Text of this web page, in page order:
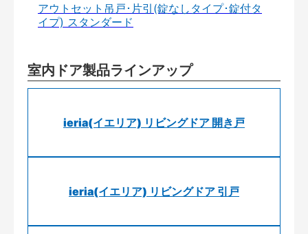
アウトセット吊戸･片引(錠なしタイプ･錠付タ
イプ) スタンダード
室内ドア製品ラインアップ
ieria(イエリア) リビングドア 開き戸
ieria(イエリア) リビングドア 引戸